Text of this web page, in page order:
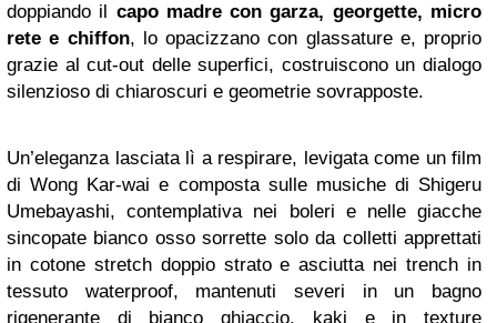
doppiando il capo madre con garza, georgette, micro
rete e chiffon, lo opacizzano con glassature e, proprio
grazie al cut-out delle superfici, costruiscono un dialogo
silenzioso di chiaroscuri e geometrie sovrapposte.
Un’eleganza lasciata lì a respirare, levigata come un film
di Wong Kar-wai e composta sulle musiche di Shigeru
Umebayashi, contemplativa nei boleri e nelle giacche
sincopate bianco osso sorrette solo da colletti apprettati
in cotone stretch doppio strato e asciutta nei trench in
tessuto waterproof, mantenuti severi in un bagno
rigenerante di bianco ghiaccio, kaki e in texture